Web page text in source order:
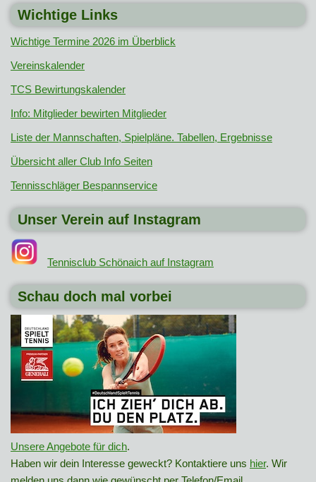
Wichtige Links
Wichtige Termine 2026 im Überblick
Vereinskalender
TCS Bewirtungskalender
Info: Mitglieder bewirten Mitglieder
Liste der Mannschaften, Spielpläne. Tabellen, Ergebnisse
Übersicht aller Club Info Seiten
Tennisschläger Bespannservice
Unser Verein auf Instagram
Tennisclub Schönaich auf Instagram
Schau doch mal vorbei
Unsere Angebote für dich.
Haben wir dein Interesse geweckt? Kontaktiere uns hier. Wir